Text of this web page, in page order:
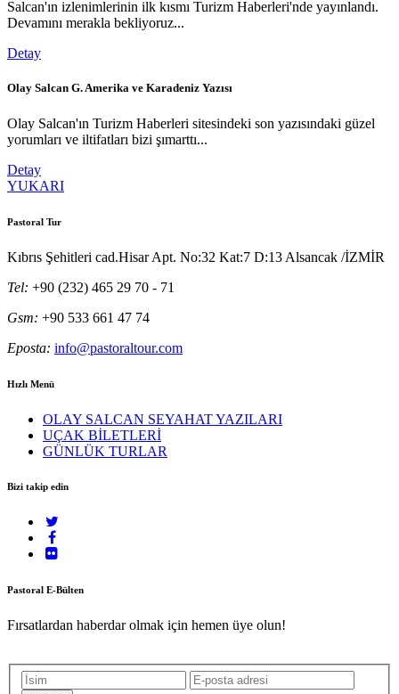
Salcan'ın izlenimlerinin ilk kısmı Turizm Haberleri'nde yayınlandı.
Devamını merakla bekliyoruz...
Detay
Olay Salcan G. Amerika ve Karadeniz Yazısı
Olay Salcan'ın Turizm Haberleri sitesindeki son yazısındaki güzel
yorumları ve iltifatları bizi şımarttı...
Detay
YUKARI
Pastoral Tur
Kıbrıs Şehitleri cad.Hisar Apt. No:32 Kat:7 D:13 Alsancak /İZMİR
Tel: +90 (232) 465 29 70 - 71
Gsm: +90 533 661 47 74
Eposta: info@pastoraltour.com
Hızlı Menü
OLAY SALCAN SEYAHAT YAZILARI
UÇAK BİLETLERİ
GÜNLÜK TURLAR
Bizi takip edin
Pastoral E-Bülten
Fırsatlardan haberdar olmak için hemen üye olun!